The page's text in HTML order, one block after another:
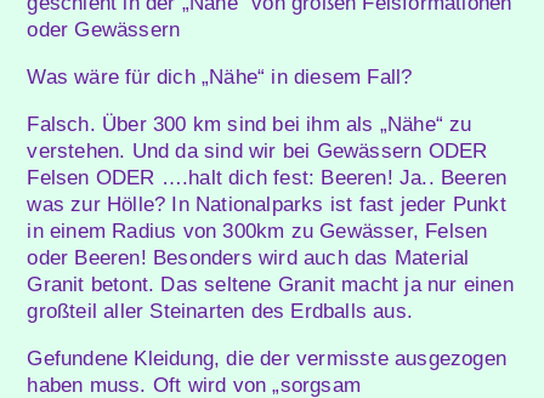
oder Gewässern
Was wäre für dich „Nähe“ in diesem Fall?
Falsch. Über 300 km sind bei ihm als „Nähe“ zu
verstehen. Und da sind wir bei Gewässern ODER
Felsen ODER ….halt dich fest: Beeren! Ja.. Beeren
was zur Hölle? In Nationalparks ist fast jeder Punkt
in einem Radius von 300km zu Gewässer, Felsen
oder Beeren! Besonders wird auch das Material
Granit betont. Das seltene Granit macht ja nur einen
großteil aller Steinarten des Erdballs aus.
Gefundene Kleidung, die der vermisste ausgezogen
haben muss. Oft wird von „sorgsam